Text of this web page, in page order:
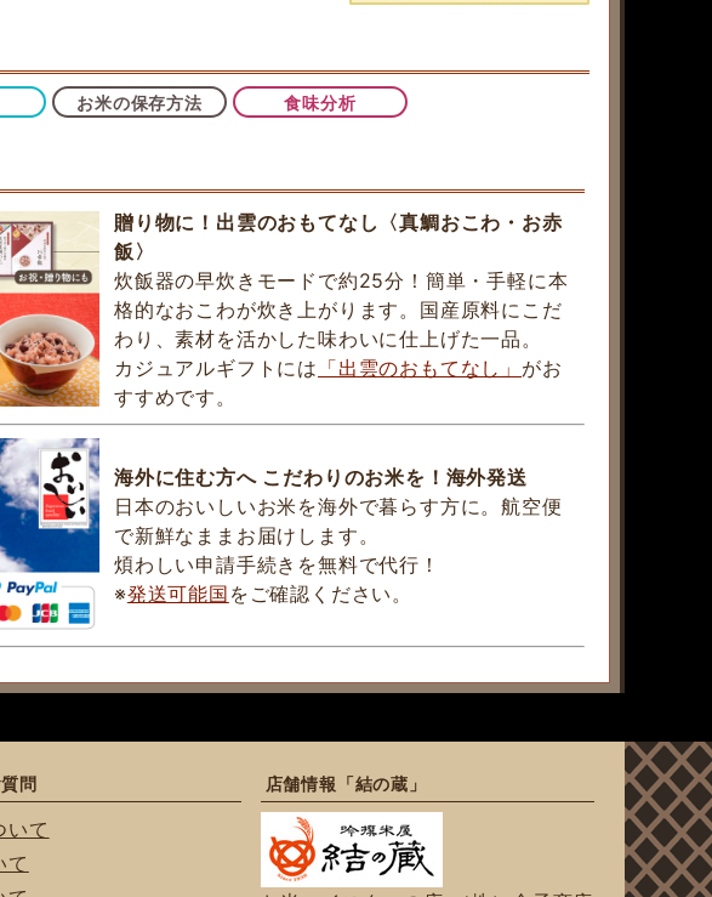
お米の保存方法 食味分析
贈り物に！出雲のおもてなし〈真鯛おこわ・お赤
飯〉
炊飯器の早炊きモードで約25分！簡単・手軽に本
格的なおこわが炊き上がります。国産原料にこだ
わり、素材を活かした味わいに仕上げた一品。
カジュアルギフトには 「出雲のおもてなし」 がお
すすめです。
海外に住む方へ こだわりのお米を！海外発送
日本のおいしいお米を海外で暮らす方に。航空便
で新鮮なままお届けします。
煩わしい申請手続きを無料で代行！
※発送可能国 をご確認ください。
問
いて
て
店舗情報「結の蔵」